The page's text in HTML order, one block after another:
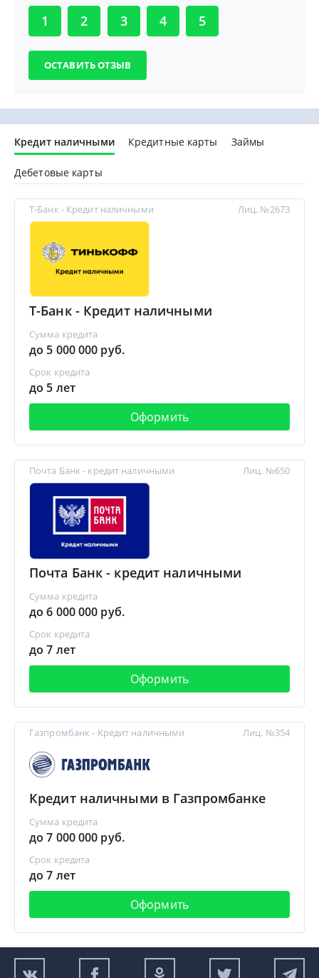
1 2 3 4 5
Кредит наличными Кредитные карты Займы
Дебетовые карты
Т-Банк - Кредит наличными
Т-Банк - Кредит наличными
Сумма кредита
до 5 000 000 руб.
Срок кредита
до 5 лет
Оформить
Лиц. №2673
Почта Банк - кредит наличными
Почта Банк - кредит наличными
Сумма кредита
до 6 000 000 руб.
Срок кредита
до 7 лет
Оформить
Лиц. №650
Газпромбанк - Кредит наличными
Кредит наличными в Газпромбанке
Сумма кредита
до 7 000 000 руб.
Срок кредита
до 7 лет
Оформить
Лиц. №354